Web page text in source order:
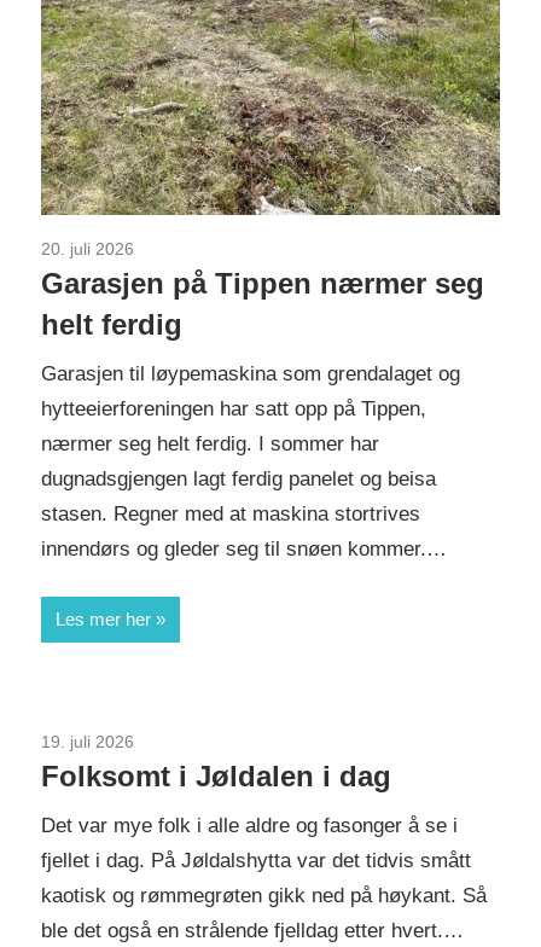
20. juli 2026
Garasjen på Tippen nærmer seg
helt ferdig
Garasjen til løypemaskina som grendalaget og
hytteeierforeningen har satt opp på Tippen,
nærmer seg helt ferdig. I sommer har
dugnadsgjengen lagt ferdig panelet og beisa
stasen. Regner med at maskina stortrives
innendørs og gleder seg til snøen kommer.…
Les mer her
19. juli 2026
Folksomt i Jøldalen i dag
Det var mye folk i alle aldre og fasonger å se i
fjellet i dag. På Jøldalshytta var det tidvis smått
kaotisk og rømmegrøten gikk ned på høykant. Så
ble det også en strålende fjelldag etter hvert.…